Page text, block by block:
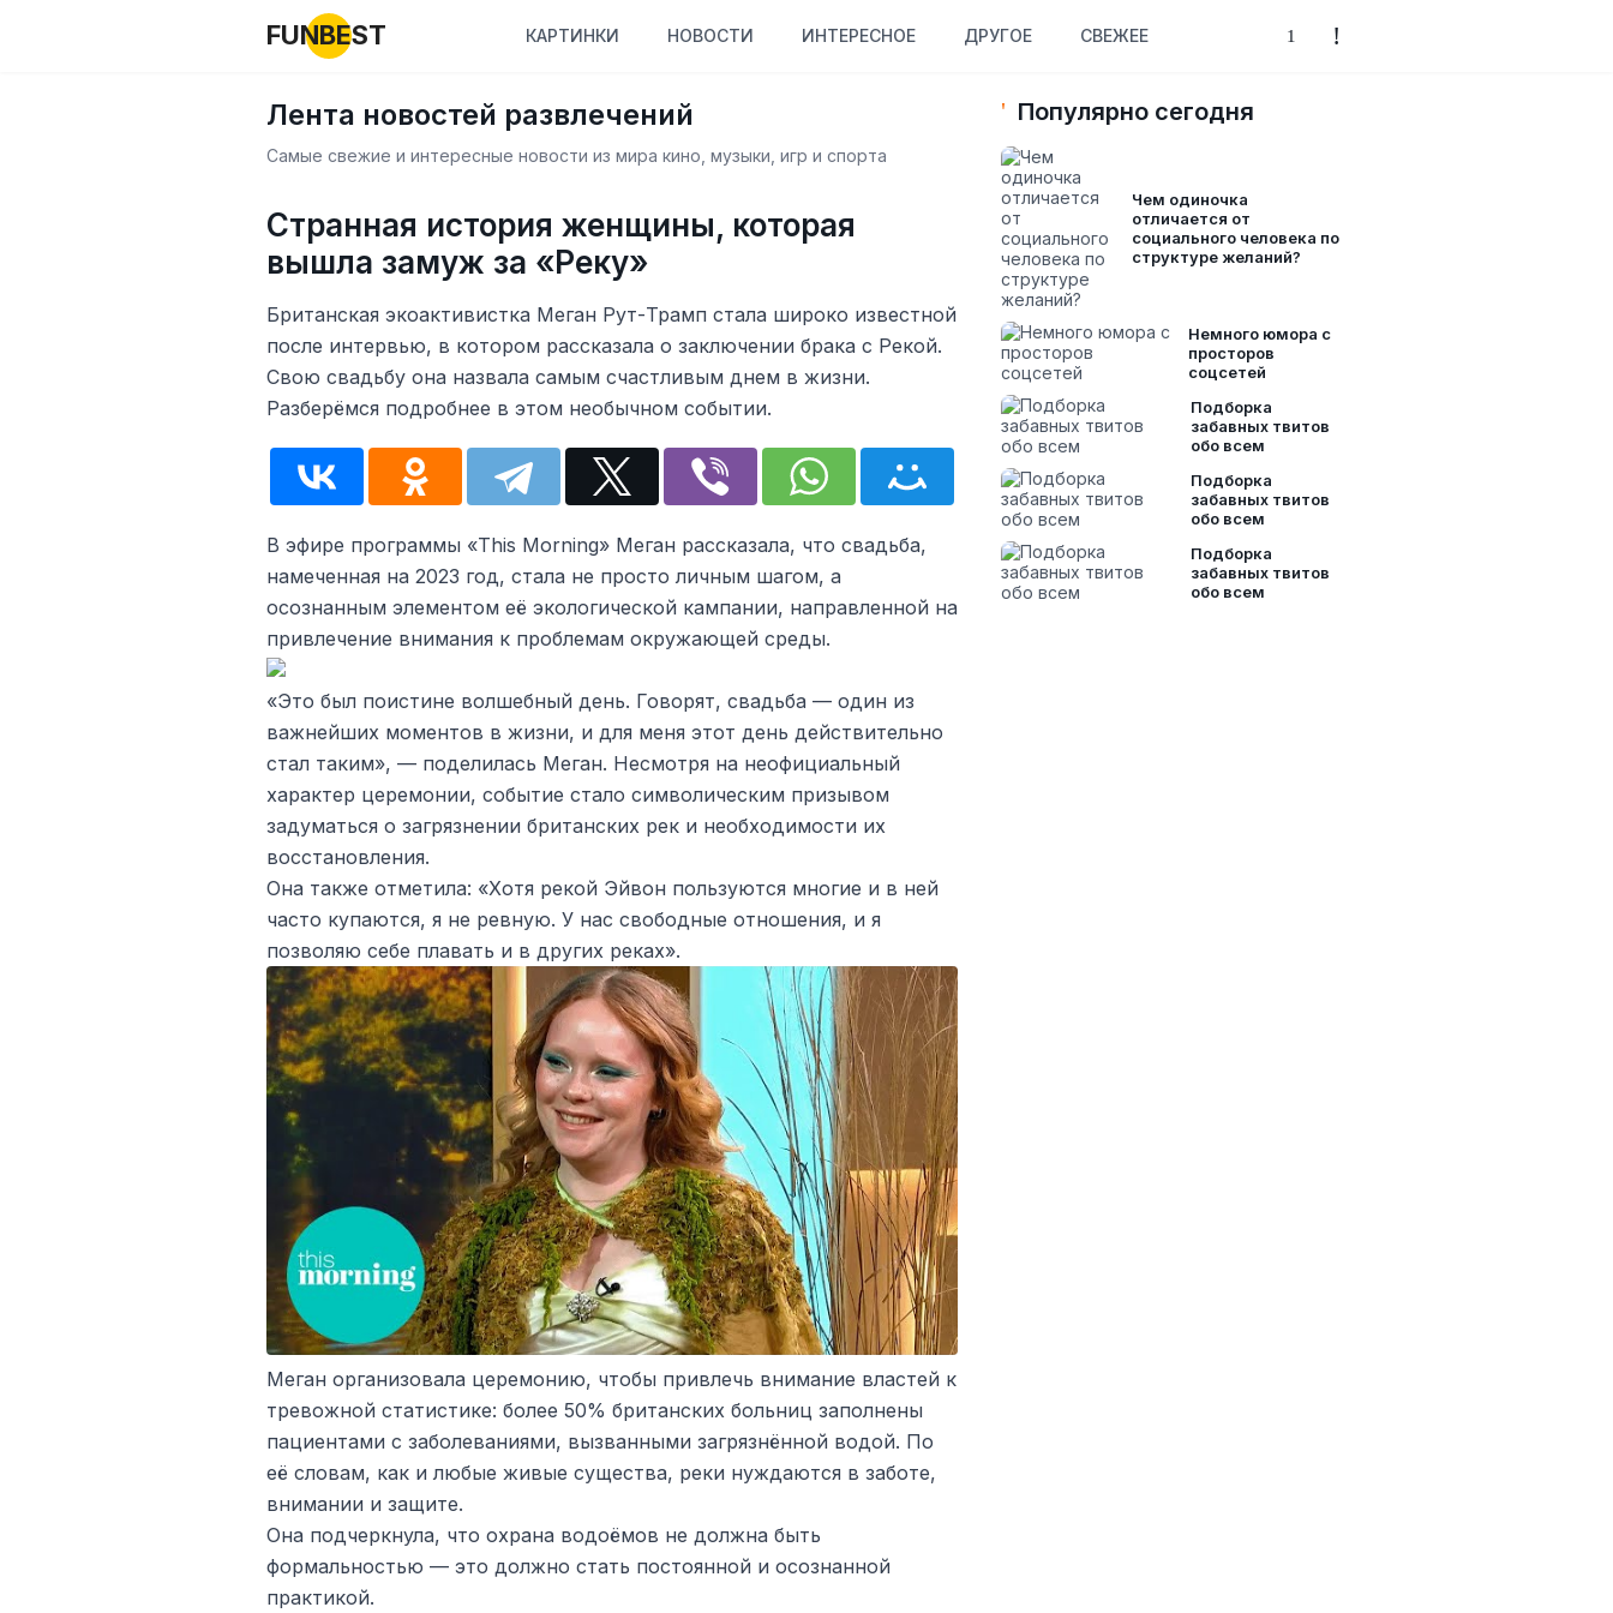
FUNBEST КАРТИНКИ НОВОСТИ ИНТЕРЕСНОЕ ДРУГОЕ СВЕЖЕЕ
Лента новостей развлечений
Самые свежие и интересные новости из мира кино, музыки, игр и спорта
Странная история женщины, которая
вышла замуж за «Реку»
Британская экоактивистка Меган Рут-Трамп стала широко известной
после интервью, в котором рассказала о заключении брака с Рекой.
Свою свадьбу она назвала самым счастливым днем в жизни.
Разберёмся подробнее в этом необычном событии.
В эфире программы «This Morning» Меган рассказала, что свадьба,
намеченная на 2023 год, стала не просто личным шагом, а
осознанным элементом её экологической кампании, направленной на
привлечение внимания к проблемам окружающей среды.
«Это был поистине волшебный день. Говорят, свадьба — один из
важнейших моментов в жизни, и для меня этот день действительно
стал таким», — поделилась Меган. Несмотря на неофициальный
характер церемонии, событие стало символическим призывом
задуматься о загрязнении британских рек и необходимости их
восстановления.
Она также отметила: «Хотя рекой Эйвон пользуются многие и в ней
часто купаются, я не ревную. У нас свободные отношения, и я
позволяю себе плавать и в других реках».
Меган организовала церемонию, чтобы привлечь внимание властей к
тревожной статистике: более 50% британских больниц заполнены
пациентами с заболеваниями, вызванными загрязнённой водой. По
её словам, как и любые живые существа, реки нуждаются в заботе,
внимании и защите.
Она подчеркнула, что охрана водоёмов не должна быть
формальностью — это должно стать постоянной и осознанной
практикой.
Популярно сегодня
Чем одиночка
отличается от
социального человека по
структуре желаний?
Немного юмора с
просторов
соцсетей
Подборка
забавных твитов
обо всем
Подборка
забавных твитов
обо всем
Подборка
забавных твитов
обо всем